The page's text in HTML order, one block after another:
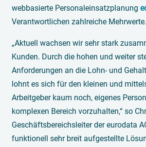
webbasierte Personaleinsatzplanung
Verantwortlichen zahlreiche Mehrwerte.
„Aktuell wachsen wir sehr stark
Kunden. Durch die hohen und weiter
Anforderungen an die Lohn- und
lohnt es sich für den kleinen und
Arbeitgeber kaum noch, eigenes
komplexen Bereich vorzuhalten,“ so
Geschäftsbereichsleiter der eurodata
funktionell sehr breit aufgestellte